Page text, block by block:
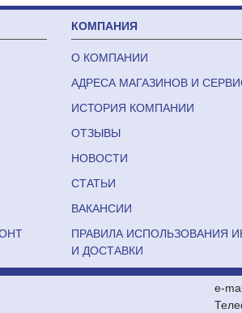
КОМПАНИЯ
О КОМПАНИИ
АДРЕСА МАГАЗИНОВ И
ИСТОРИЯ КОМПАНИИ
ОТЗЫВЫ
НОВОСТИ
СТАТЬИ
ВАКАНСИИ
ПРАВИЛА ИСПОЛЬЗОВАНИЯ
И ДОСТАВКИ
e-